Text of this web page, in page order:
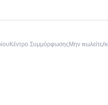
Κέντρο ΣυμμόρφωσηςΜην πωλείτε/